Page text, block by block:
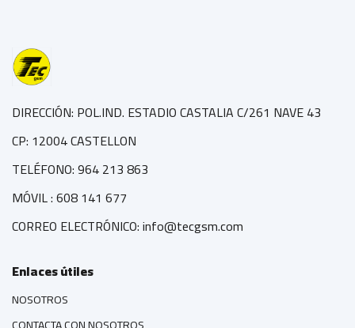
DIRECCIÓN: POL.IND. ESTADIO CASTALIA C/261 NAVE 43
CP: 12004 CASTELLON
TELÉFONO: 964 213 863
MÓVIL : 608 141 677
CORREO ELECTRÓNICO: info@tecgsm.com
Enlaces útiles
NOSOTROS